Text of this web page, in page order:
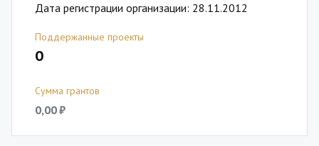
Дата регистрации организации: 28.11.2012
Поддержанные проекты
0
Сумма грантов
0,00 ₽